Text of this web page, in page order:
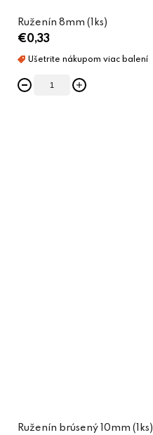
Ruženín 8mm (1ks)
€0,33
Ruženín brúsený 10mm (1ks)